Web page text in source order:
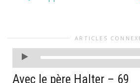
ARTICLES
Lecteur
audio
Avec le père Halter – 69